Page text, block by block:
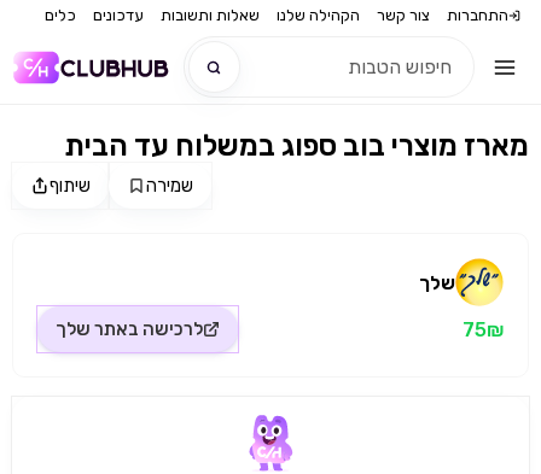
התחברות צור קשר הקהילה שלנו שאלות ותשובות עדכונים כלים
שיתוף שמירה
מארז מוצרי בוב ספוג במשלוח עד הבית
שלך
75₪ לרכישה באתר שלך